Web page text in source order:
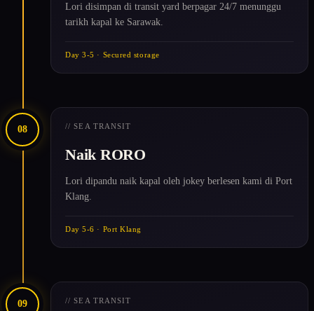
Lori disimpan di transit yard berpagar 24/7 menunggu
tarikh kapal ke Sarawak.
Day 3-5 · Secured storage
08 // SEA TRANSIT
Naik RORO
Lori dipandu naik kapal oleh jokey berlesen kami di Port
Klang.
Day 5-6 · Port Klang
09 // SEA TRANSIT